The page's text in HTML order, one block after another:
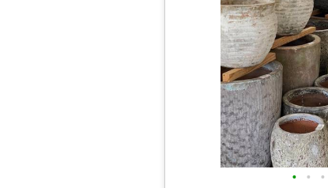
• • •